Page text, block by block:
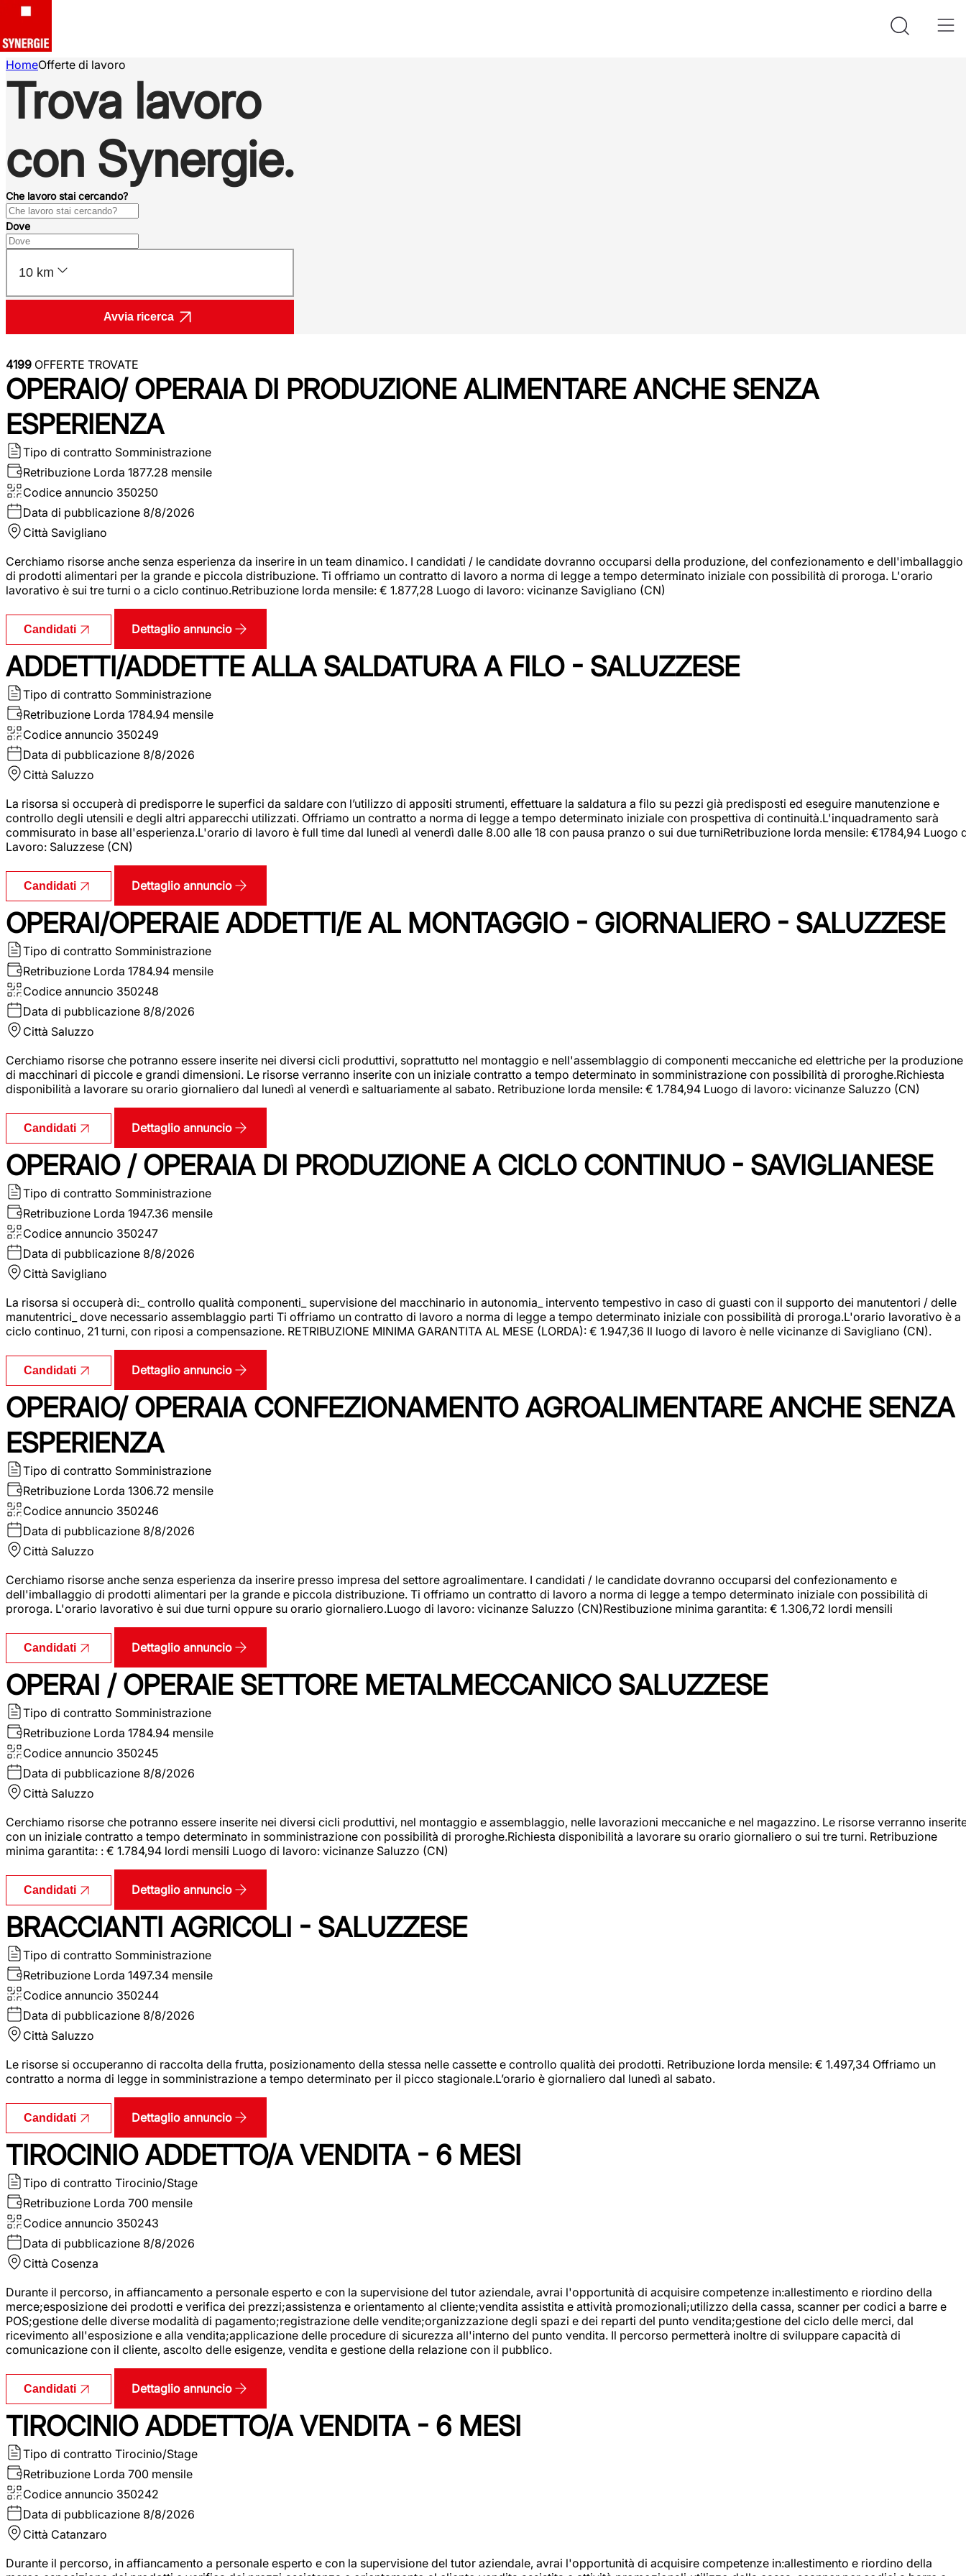
HomeOfferte di lavoro
Trova lavoro
con Synergie.
Che lavoro stai cercando?
Dove
10 km
Avvia ricerca
4199 OFFERTE TROVATE
OPERAIO/ OPERAIA DI PRODUZIONE ALIMENTARE ANCHE SENZA
ESPERIENZA
Tipo di contratto Somministrazione
Retribuzione Lorda 1877.28 mensile
Codice annuncio 350250
Data di pubblicazione 8/8/2026
Città Savigliano
Cerchiamo risorse anche senza esperienza da inserire in un team dinamico. I candidati / le candidate dovranno occuparsi della produzione, del confezionamento e dell'imballaggio
di prodotti alimentari per la grande e piccola distribuzione. Ti offriamo un contratto di lavoro a norma di legge a tempo determinato iniziale con possibilità di proroga. L'orario
lavorativo è sui tre turni o a ciclo continuo.Retribuzione lorda mensile: € 1.877,28 Luogo di lavoro: vicinanze Savigliano (CN)
Candidati Dettaglio annuncio
ADDETTI/ADDETTE ALLA SALDATURA A FILO - SALUZZESE
Tipo di contratto Somministrazione
Retribuzione Lorda 1784.94 mensile
Codice annuncio 350249
Data di pubblicazione 8/8/2026
Città Saluzzo
La risorsa si occuperà di predisporre le superfici da saldare con l’utilizzo di appositi strumenti, effettuare la saldatura a filo su pezzi già predisposti ed eseguire manutenzione e
controllo degli utensili e degli altri apparecchi utilizzati. Offriamo un contratto a norma di legge a tempo determinato iniziale con prospettiva di continuità.L'inquadramento sarà
commisurato in base all'esperienza.L'orario di lavoro è full time dal lunedì al venerdì dalle 8.00 alle 18 con pausa pranzo o sui due turniRetribuzione lorda mensile: €1784,94 Luogo
Lavoro: Saluzzese (CN)
Candidati Dettaglio annuncio
OPERAI/OPERAIE ADDETTI/E AL MONTAGGIO - GIORNALIERO - SALUZZESE
Tipo di contratto Somministrazione
Retribuzione Lorda 1784.94 mensile
Codice annuncio 350248
Data di pubblicazione 8/8/2026
Città Saluzzo
Cerchiamo risorse che potranno essere inserite nei diversi cicli produttivi, soprattutto nel montaggio e nell'assemblaggio di componenti meccaniche ed elettriche per la produzione
di macchinari di piccole e grandi dimensioni. Le risorse verranno inserite con un iniziale contratto a tempo determinato in somministrazione con possibilità di proroghe.Richiesta
disponibilità a lavorare su orario giornaliero dal lunedì al venerdì e saltuariamente al sabato. Retribuzione lorda mensile: € 1.784,94 Luogo di lavoro: vicinanze Saluzzo (CN)
Candidati Dettaglio annuncio
OPERAIO / OPERAIA DI PRODUZIONE A CICLO CONTINUO - SAVIGLIANESE
Tipo di contratto Somministrazione
Retribuzione Lorda 1947.36 mensile
Codice annuncio 350247
Data di pubblicazione 8/8/2026
Città Savigliano
La risorsa si occuperà di:_ controllo qualità componenti_ supervisione del macchinario in autonomia_ intervento tempestivo in caso di guasti con il supporto dei manutentori / delle
manutentrici_ dove necessario assemblaggio parti Ti offriamo un contratto di lavoro a norma di legge a tempo determinato iniziale con possibilità di proroga.L'orario lavorativo è a
ciclo continuo, 21 turni, con riposi a compensazione. RETRIBUZIONE MINIMA GARANTITA AL MESE (LORDA): € 1.947,36 Il luogo di lavoro è nelle vicinanze di Savigliano (CN).
Candidati Dettaglio annuncio
OPERAIO/ OPERAIA CONFEZIONAMENTO AGROALIMENTARE ANCHE SENZA
ESPERIENZA
Tipo di contratto Somministrazione
Retribuzione Lorda 1306.72 mensile
Codice annuncio 350246
Data di pubblicazione 8/8/2026
Città Saluzzo
Cerchiamo risorse anche senza esperienza da inserire presso impresa del settore agroalimentare. I candidati / le candidate dovranno occuparsi del confezionamento e
dell'imballaggio di prodotti alimentari per la grande e piccola distribuzione. Ti offriamo un contratto di lavoro a norma di legge a tempo determinato iniziale con possibilità di
proroga. L'orario lavorativo è sui due turni oppure su orario giornaliero.Luogo di lavoro: vicinanze Saluzzo (CN)Restibuzione minima garantita: € 1.306,72 lordi mensili
Candidati Dettaglio annuncio
OPERAI / OPERAIE SETTORE METALMECCANICO SALUZZESE
Tipo di contratto Somministrazione
Retribuzione Lorda 1784.94 mensile
Codice annuncio 350245
Data di pubblicazione 8/8/2026
Città Saluzzo
Cerchiamo risorse che potranno essere inserite nei diversi cicli produttivi, nel montaggio e assemblaggio, nelle lavorazioni meccaniche e nel magazzino. Le risorse verranno
con un iniziale contratto a tempo determinato in somministrazione con possibilità di proroghe.Richiesta disponibilità a lavorare su orario giornaliero o sui tre turni. Retribuzione
minima garantita: : € 1.784,94 lordi mensili Luogo di lavoro: vicinanze Saluzzo (CN)
Candidati Dettaglio annuncio
BRACCIANTI AGRICOLI - SALUZZESE
Tipo di contratto Somministrazione
Retribuzione Lorda 1497.34 mensile
Codice annuncio 350244
Data di pubblicazione 8/8/2026
Città Saluzzo
Le risorse si occuperanno di raccolta della frutta, posizionamento della stessa nelle cassette e controllo qualità dei prodotti. Retribuzione lorda mensile: € 1.497,34 Offriamo un
contratto a norma di legge in somministrazione a tempo determinato per il picco stagionale.L’orario è giornaliero dal lunedì al sabato.
Candidati Dettaglio annuncio
TIROCINIO ADDETTO/A VENDITA - 6 MESI
Tipo di contratto Tirocinio/Stage
Retribuzione Lorda 700 mensile
Codice annuncio 350243
Data di pubblicazione 8/8/2026
Città Cosenza
Durante il percorso, in affiancamento a personale esperto e con la supervisione del tutor aziendale, avrai l'opportunità di acquisire competenze in:allestimento e riordino della
merce;esposizione dei prodotti e verifica dei prezzi;assistenza e orientamento al cliente;vendita assistita e attività promozionali;utilizzo della cassa, scanner per codici a barre e
POS;gestione delle diverse modalità di pagamento;registrazione delle vendite;organizzazione degli spazi e dei reparti del punto vendita;gestione del ciclo delle merci, dal
ricevimento all'esposizione e alla vendita;applicazione delle procedure di sicurezza all'interno del punto vendita. Il percorso permetterà inoltre di sviluppare capacità di
comunicazione con il cliente, ascolto delle esigenze, vendita e gestione della relazione con il pubblico.
Candidati Dettaglio annuncio
TIROCINIO ADDETTO/A VENDITA - 6 MESI
Tipo di contratto Tirocinio/Stage
Retribuzione Lorda 700 mensile
Codice annuncio 350242
Data di pubblicazione 8/8/2026
Città Catanzaro
Durante il percorso, in affiancamento a personale esperto e con la supervisione del tutor aziendale, avrai l'opportunità di acquisire competenze in:allestimento e riordino della